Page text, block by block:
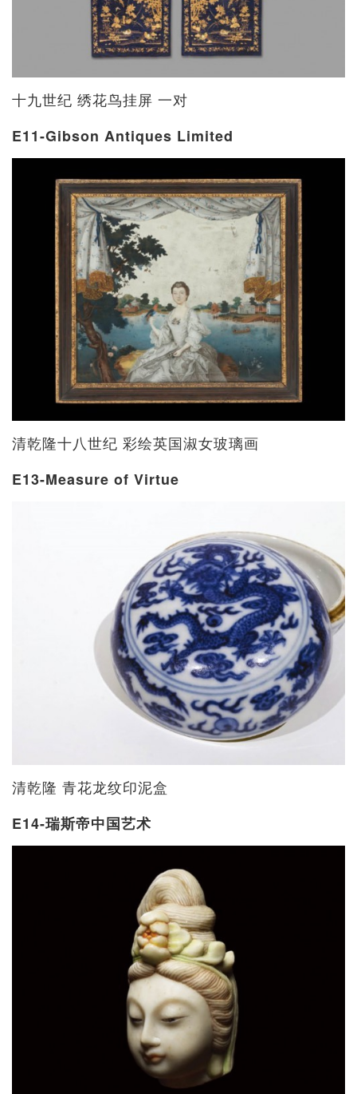
十九世纪 绣花鸟挂屏 一对
E11-Gibson Antiques Limited
清乾隆十八世纪 彩绘英国淑女玻璃画
E13-Measure of Virtue
清乾隆 青花龙纹印泥盒
E14-瑞斯帝中国艺术